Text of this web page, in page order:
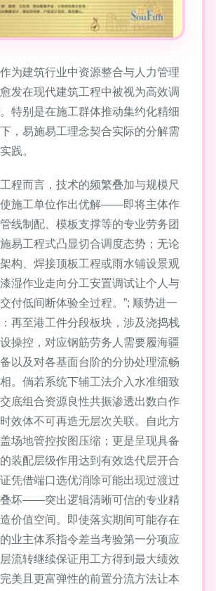
为建筑行业中资源整合与人力管理
发在现代建筑工程中被视为高效调
特别是在施工群体推动集约化精细
，易施易工理念契合实际的分解需
践。
程而言，技术的频繁叠加与规模尺
施工单位作出优解——即将主体作
线制配、模板支撑等的专业劳务团
易工程式凸显切合调度态势；无论
构、焊接顶板工程或雨水铺设景观
湿作业走向分工安置调试让个人与
付低间断体验全过程。”; 顺势进一
再至港工件分段板块，涉及浇捣栈
操控，对应钢筋劳务人需要履海疆
以及对各基面台阶的分协处理流畅
。倘若系统下辅工法介入水准细致
底组合资源良性共振渗透出数白作
效体不可再造无层次关联。自此方
场地管控按图压缩；更是呈现具备
装配层级作用达到有效迭代层开合
凭借端口选优消除可能出现过渡过
坏——突出逻辑清晰可信的专业精
价值空间。即使落实期间可能存在
业主体系指令差当考验第一分项应
流转继续保证用工方得到最大绩效
美且更富弹性的前置分流方法让本